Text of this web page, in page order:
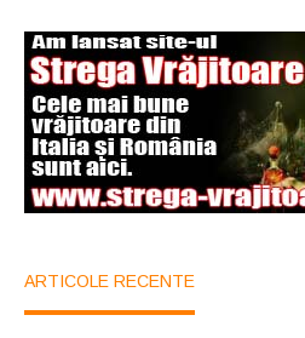
ARTICOLE RECENTE